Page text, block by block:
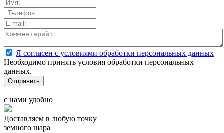
Я согласен с условиями обработки персональных данных
Необходимо принять условия обработки персональных
данных.
с нами удобно
Доставляем в любую точку
земного шара